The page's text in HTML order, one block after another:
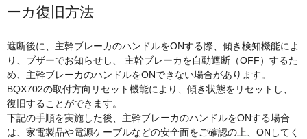
ーカ復旧方法
遮断後に、主幹ブレーカのハンドルをONする際、傾き検知機能によ
り、ブザーでお知らせし、 主幹ブレーカを自動遮断（OFF）するた
め、主幹ブレーカのハンドルをONできない場合があります。
BQX702の取付方向リセット機能により、傾き状態をリセットし、
復旧することができます。
下記の手順を実施した後、主幹ブレーカのハンドルをONする場合
は、家電製品や電源ケーブルなどの安全面をご確認の上、ONしてく